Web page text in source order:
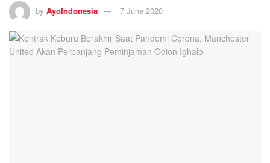
by AyoIndonesia 7 June 2020